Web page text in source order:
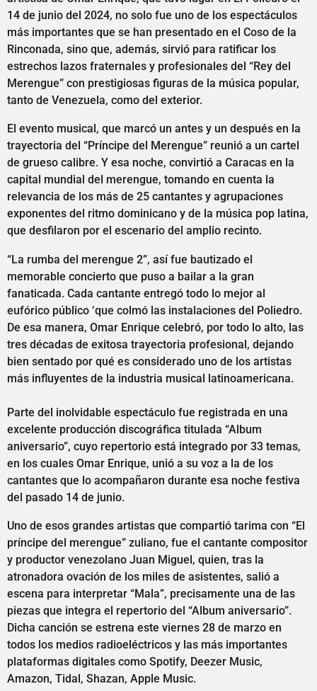
14 de junio del 2024, no solo fue uno de los espectáculos
más importantes que se han presentado en el Coso de la
Rinconada, sino que, además, sirvió para ratificar los
estrechos lazos fraternales y profesionales del “Rey del
Merengue” con prestigiosas figuras de la música popular,
tanto de Venezuela, como del exterior.
El evento musical, que marcó un antes y un después en la
trayectoria del “Príncipe del Merengue” reunió a un cartel
de grueso calibre. Y esa noche, convirtió a Caracas en la
capital mundial del merengue, tomando en cuenta la
relevancia de los más de 25 cantantes y agrupaciones
exponentes del ritmo dominicano y de la música pop latina,
que desfilaron por el escenario del amplio recinto.
“La rumba del merengue 2”, así fue bautizado el
memorable concierto que puso a bailar a la gran
fanaticada. Cada cantante entregó todo lo mejor al
eufórico público ‘que colmó las instalaciones del Poliedro.
De esa manera, Omar Enrique celebró, por todo lo alto, las
tres décadas de exitosa trayectoria profesional, dejando
bien sentado por qué es considerado uno de los artistas
más influyentes de la industria musical latinoamericana.
Parte del inolvidable espectáculo fue registrada en una
excelente producción discográfica titulada “Album
aniversario”, cuyo repertorio está integrado por 33 temas,
en los cuales Omar Enrique, unió a su voz a la de los
cantantes que lo acompañaron durante esa noche festiva
del pasado 14 de junio.
Uno de esos grandes artistas que compartió tarima con “El
príncipe del merengue” zuliano, fue el cantante compositor
y productor venezolano Juan Miguel, quien, tras la
atronadora ovación de los miles de asistentes, salió a
escena para interpretar “Mala”, precisamente una de las
piezas que integra el repertorio del “Album aniversario”.
Dicha canción se estrena este viernes 28 de marzo en
todos los medios radioeléctricos y las más importantes
plataformas digitales como Spotify, Deezer Music,
Amazon, Tidal, Shazan, Apple Music.